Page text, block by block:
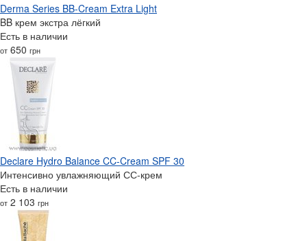
Derma Series BB-Cream Extra Light
BB крем экстра лёгкий
Есть в наличии
от 650 грн
Declare Hydro Balance CC-Cream SPF 30
Интенсивно увлажняющий СС-крем
Есть в наличии
от 2 103 грн